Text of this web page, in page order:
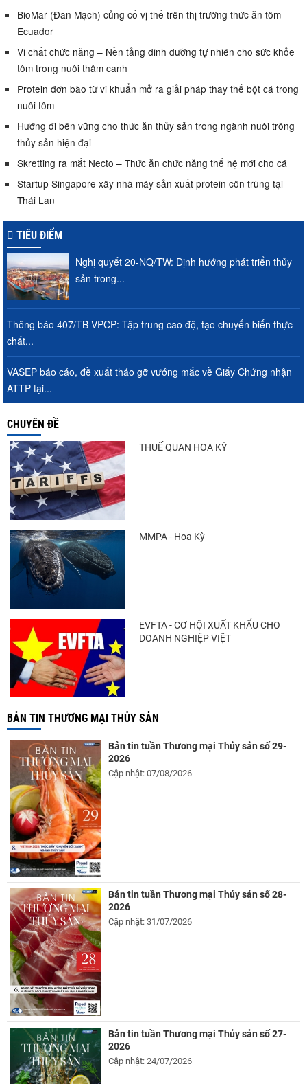
BioMar (Đan Mạch) củng cố vị thế trên thị trường thức ăn tôm
Ecuador
Vi chất chức năng – Nền tảng dinh dưỡng tự nhiên cho sức khỏe
tôm trong nuôi thâm canh
Protein đơn bào từ vi khuẩn mở ra giải pháp thay thế bột cá trong
nuôi tôm
Hướng đi bền vững cho thức ăn thủy sản trong ngành nuôi trồng
thủy sản hiện đại
Skretting ra mắt Necto – Thức ăn chức năng thế hệ mới cho cá
Startup Singapore xây nhà máy sản xuất protein côn trùng tại
Thái Lan
TIÊU ĐIỂM
Nghị quyết 20-NQ/TW: Định hướng phát triển thủy
sản trong...
Thông báo 407/TB-VPCP: Tập trung cao độ, tạo chuyển biến thực
chất...
VASEP báo cáo, đề xuất tháo gỡ vướng mắc về Giấy Chứng nhận
ATTP tại...
CHUYÊN ĐỀ
THUẾ QUAN HOA KỲ
MMPA - Hoa Kỳ
EVFTA - CƠ HỘI XUẤT KHẨU CHO
DOANH NGHIỆP VIỆT
BẢN TIN THƯƠNG MẠI THỦY SẢN
Bản tin tuần Thương mại Thủy sản số 29-
2026
Cập nhật: 07/08/2026
Bản tin tuần Thương mại Thủy sản số 28-
2026
Cập nhật: 31/07/2026
Bản tin tuần Thương mại Thủy sản số 27-
2026
Cập nhật: 24/07/2026